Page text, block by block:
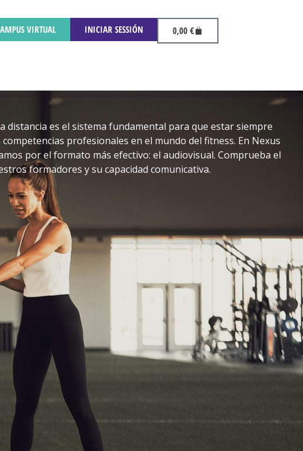
VIRTUAL INICIAR SESSIÓN 0,00€
distancia es el sistema fundamental para que estar siempre
competencias profesionales en el mundo del fitness. En Nexus
por el formato más efectivo: el audiovisual. Comprueba el
formadores y su capacidad comunicativa.